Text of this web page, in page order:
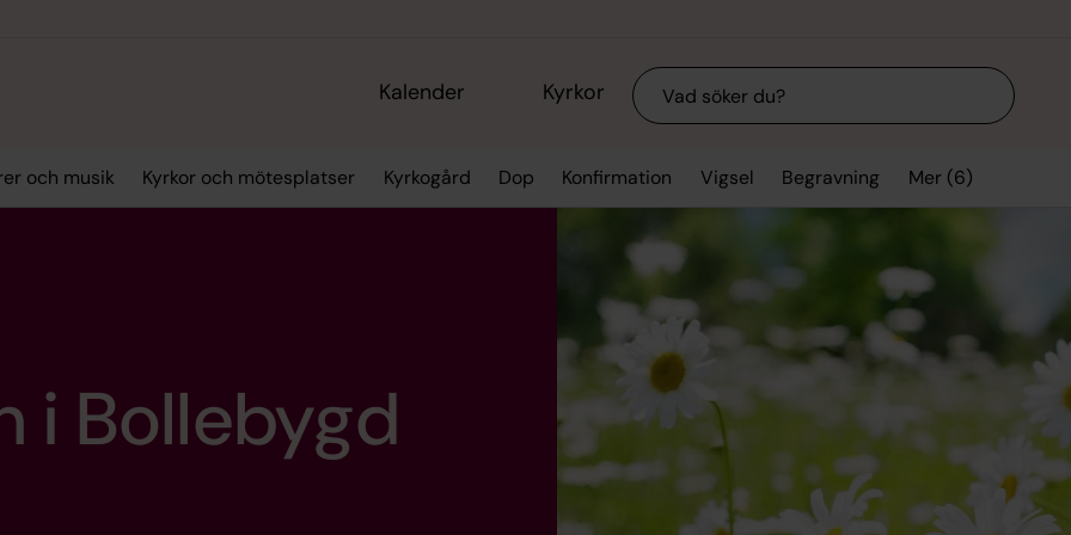
Kalender Kyrkor Sök
och musik Kyrkor och mötesplatser Kyrkogård Dop Konfirmation Vigsel Begravning Mer (6)
i Bollebygd